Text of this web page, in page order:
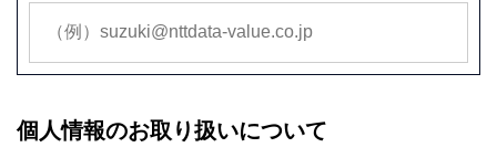
個人情報のお取り扱いについて